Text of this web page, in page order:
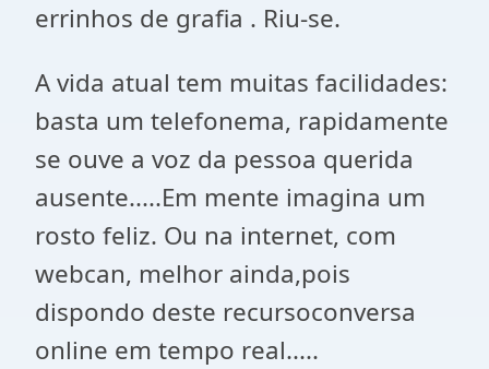
errinhos de grafia . Riu-se.
A vida atual tem muitas facilidades:
basta um telefonema, rapidamente
se ouve a voz da pessoa querida
ausente.....Em mente imagina um
rosto feliz. Ou na internet, com
webcan, melhor ainda,pois
dispondo deste recursoconversa
online em tempo real.....